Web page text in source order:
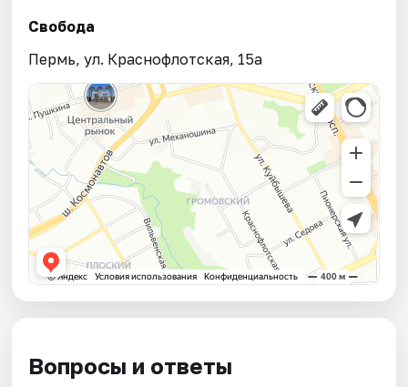
Свобода
Пермь, ул. Краснофлотская, 15а
Вопросы и ответы